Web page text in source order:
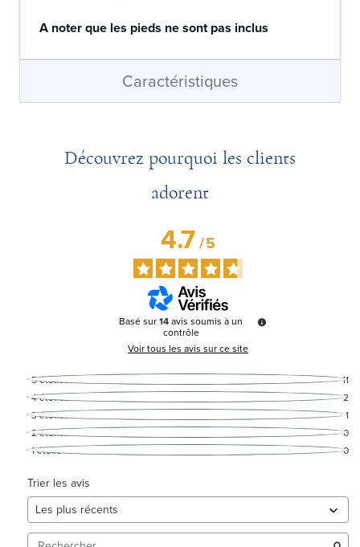
A noter que les pieds ne sont pas inclus
Caractéristiques
Découvrez pourquoi les clients
adorent
4.7/5
Basé sur14avis soumis à un
contrôle
Voir tous les avis sur ce site
5étoiles
11
4étoiles
2
3étoiles
1
2étoiles
0
1étoile 0
Trier les avis